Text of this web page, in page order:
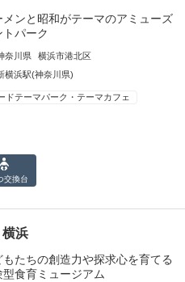
メンと昭和がテーマのアミューズ
トパーク
奈川県
横浜市港北区
横浜駅(神奈川県)
ドテーマパーク・テーマカフェ
交換台
横浜
もたちの創造力や探求心を育てる
型食育ミュージアム